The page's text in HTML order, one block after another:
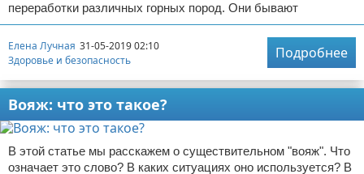
переработки различных горных пород. Они бывают
Елена Лучная 31-05-2019 02:10
Здоровье и безопасность
Подробнее
Вояж: что это такое?
В этой статье мы расскажем о существительном "вояж". Что
означает это слово? В каких ситуациях оно используется? В